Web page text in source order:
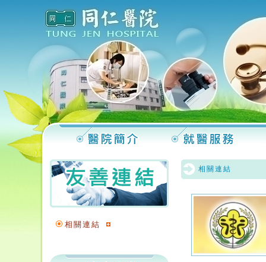
相關連結
相關連結